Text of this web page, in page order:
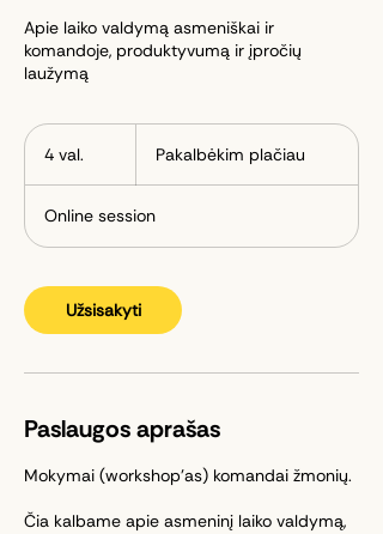
Apie laiko valdymą asmeniškai ir
komandoje, produktyvumą ir įpročių
laužymą
4 val.
l
.
Pakalbėkim plačiau
Online session
Užsisakyti
Paslaugos aprašas
Mokymai (workshop'as) komandai žmonių.
Čia kalbame apie asmeninį laiko valdymą,